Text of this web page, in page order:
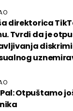
direktorica
Tvrdi da je
Otpuštamo